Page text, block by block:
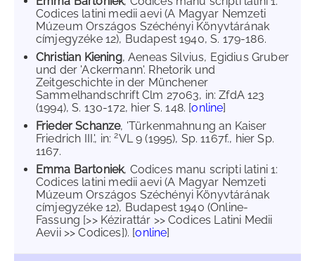
Codices latini medii aevi (A Magyar Nemzeti
Múzeum Országos Széchényi Könyvtárának
címjegyzéke 12), Budapest 1940, S. 179-186.
Christian Kiening, Aeneas Silvius, Egidius Gruber
und der 'Ackermann'. Rhetorik und
Zeitgeschichte in der Münchener
Sammelhandschrift Clm 27063, in: ZfdA 123
(1994), S. 130-172, hier S. 148. [online]
Frieder Schanze, 'Türkenmahnung an Kaiser
Friedrich III.', in:2VL 9 (1995), Sp. 1167f., hier Sp.
1167.
Emma Bartoniek, Codices manu scripti latini 1:
Codices latini medii aevi (A Magyar Nemzeti
Múzeum Országos Széchényi Könyvtárának
címjegyzéke 12), Budapest 1940 (Online-
Fassung [>> Kézirattár >> Codices Latini Medii
Aevii >> Codices]). [online]